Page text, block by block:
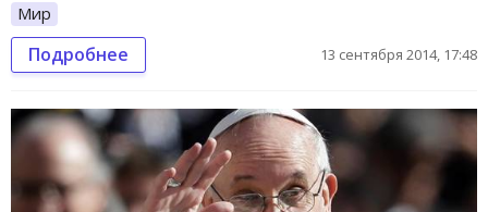
Мир
Подробнее 13 сентября 2014, 17:48